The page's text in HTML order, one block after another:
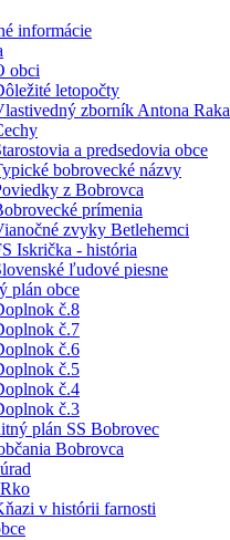
informácie
obci
letopočty
zborník Antona Raka
a predsedovia obce
bobrovecké názvy
z Bobrovca
prímenia
zvyky Betlehemci
Iskrička - história
ľudové piesne
plán obce
č.8
č.7
č.6
č.5
č.4
č.3
plán SS Bobrovec
Bobrovca
v histórii farnosti